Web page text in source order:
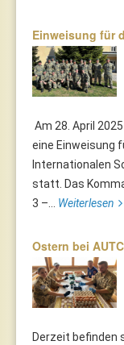
Einweisung für
Am 28. April
eine Einweisung
Internationalen
statt. Das
3 –... Weiterlesen
Ostern bei
Derzeit befinden